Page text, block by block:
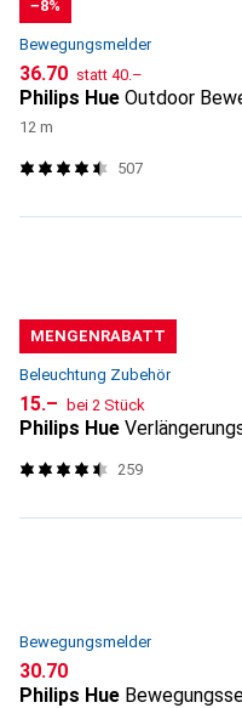
−8%
Bewegungsmelder
CHF
36.70 statt CHF
40.–
Philips Hue Outdoor
12 m
507
MENGENRABATT
Beleuchtung Zubehör
CHF
15.– bei 2 Stück
Philips Hue
259
Bewegungsmelder
CHF
30.70
Philips Hue